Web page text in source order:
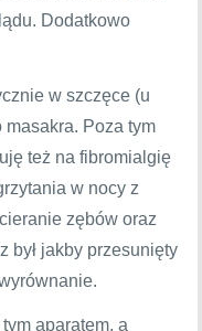
Dodatkowo
w szczęce (u
masakra. Poza tym
też na fibromialgię
w nocy z
zębów oraz
był jakby przesunięty
aparatem, a